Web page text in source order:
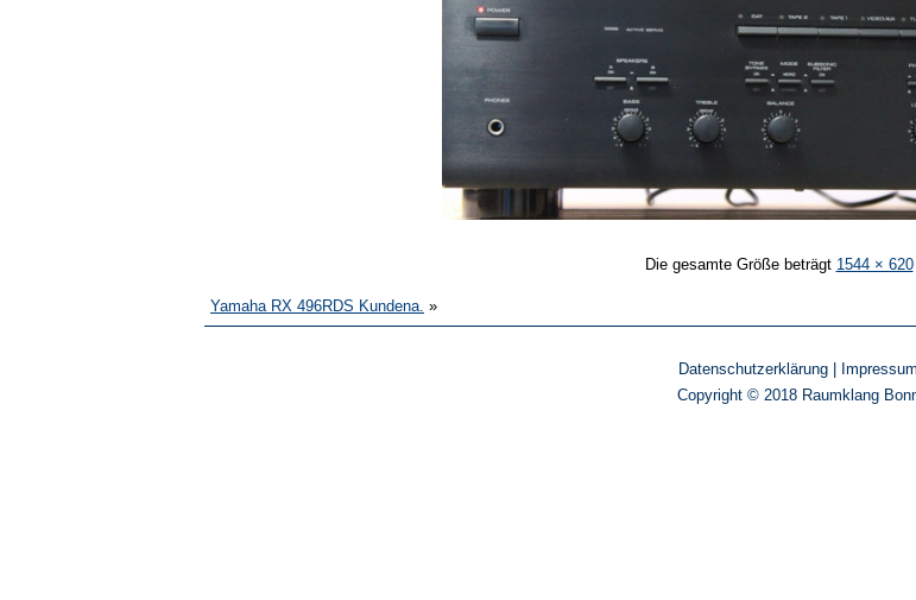
Die gesamte Größe beträgt 1544 × 620
Yamaha RX 496RDS Kundena. »
Datenschutzerklärung
Impressum
Copyright © 2018 Raumklang